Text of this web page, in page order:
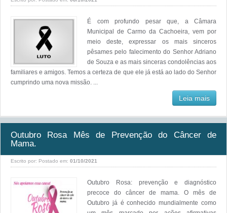
É com profundo pesar que, a Câmara
Municipal de Carmo da Cachoeira, vem por
meio deste, expressar os mais sinceros
pêsames pelo falecimento do Senhor Adriano
de Souza e as mais sinceras condolências aos
familiares e amigos. Temos a certeza de que ele já está ao lado do Senhor
cumprindo uma nova missão. ...
Leia mais
Outubro Rosa Mês de Prevenção do Câncer de
Mama.
Escrito por: Postado em: 01/10/2021
Outubro Rosa: prevenção e diagnóstico
precoce do câncer de mama. O mês de
Outubro já é conhecido mundialmente como